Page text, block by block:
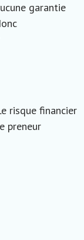
garantie
risque financier
preneur